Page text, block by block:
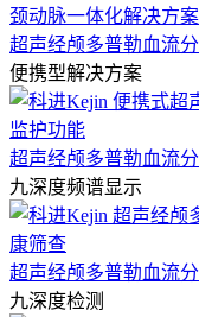
超声经颅多普勒血流
便携型解决方案
超声经颅多普勒血流
九深度频谱显示
超声经颅多普勒血流
九深度检测